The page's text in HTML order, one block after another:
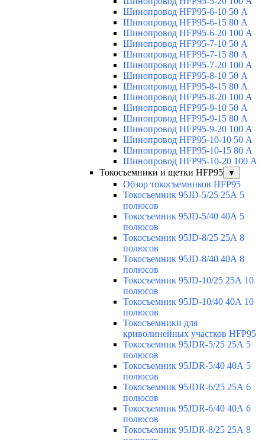
Шинопровод HFP95-6-10 50 А
Шинопровод HFP95-6-15 80 А
Шинопровод HFP95-6-20 100 А
Шинопровод HFP95-7-10 50 А
Шинопровод HFP95-7-15 80 А
Шинопровод HFP95-7-20 100 А
Шинопровод HFP95-8-10 50 А
Шинопровод HFP95-8-15 80 А
Шинопровод HFP95-8-20 100 А
Шинопровод HFP95-9-10 50 А
Шинопровод HFP95-9-15 80 А
Шинопровод HFP95-9-20 100 А
Шинопровод HFP95-10-10 50 А
Шинопровод HFP95-10-15 80 А
Шинопровод HFP95-10-20 100 А
Токосъемники и щетки HFP95
▼
Обзор токосъемников HFP95
Токосъемник 95JD-5/25 25А 5
полюсов
Токосъемник 95JD-5/40 40А 5
полюсов
Токосъемник 95JD-8/25 25А 8
полюсов
Токосъемник 95JD-8/40 40А 8
полюсов
Токосъемник 95JD-10/25 25А 10
полюсов
Токосъемник 95JD-10/40 40А 10
полюсов
Токосъемники для
криволинейных участков HFP95
Токосъемник 95JDR-5/25 25А 5
полюсов
Токосъемник 95JDR-5/40 40А 5
полюсов
Токосъемник 95JDR-6/25 25А 6
полюсов
Токосъемник 95JDR-6/40 40А 6
полюсов
Токосъемник 95JDR-8/25 25А 8